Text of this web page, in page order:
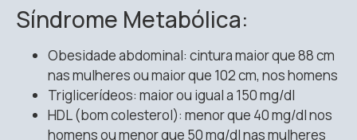
Síndrome Metabólica:
Obesidade abdominal: cintura maior que 88 cm
nas mulheres ou maior que 102 cm, nos homens
Triglicerídeos: maior ou igual a 150 mg/dl
HDL (bom colesterol): menor que 40 mg/dl nos
homens ou menor que 50 mg/dl nas mulheres